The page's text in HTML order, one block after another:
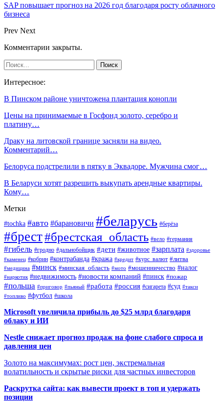
SAP повышает прогноз на 2026 год благодаря росту облачного
бизнеса
Prev Next
Комментарии закрыты.
Интересное:
В Пинском районе уничтожена плантация конопли
Цены на принимаемые в Госфонд золото, серебро и
платину…
Драку на литовской границе засняли на видео.
Комментарий…
Белоруса подстрелили в пятку в Эквадоре. Мужчина смог…
В Беларуси хотят разрешить выкупать арендные квартиры.
Кому…
Метки
#tochka #авто #барановичи #беларусь #берёза
#брест#брестская_область #вело #германия
#гибель #гродно #дальнобойщик #дети #животное #зарплата #здоровье
#каменец #кобрин #контрабанда #кража #кредит #курс_валют #литва
#медицина #минск #минская_область #мото #мошенничество #налог
#наркотик #недвижимость #новости компаний #пинск #пожар
#польша #приговор #пьяный #работа #россия #сигарета #суд #такси
#топливо #футбол #школа
Microsoft увеличила прибыль до $25 млрд благодаря
облаку и ИИ
Nestle снижает прогноз продаж на фоне слабого спроса и
давления цен
Золото на максимумах: рост цен, экстремальная
волатильность и скрытые риски для частных инвесторов
Раскрутка сайта: как вывести проект в топ и удержать
позиции